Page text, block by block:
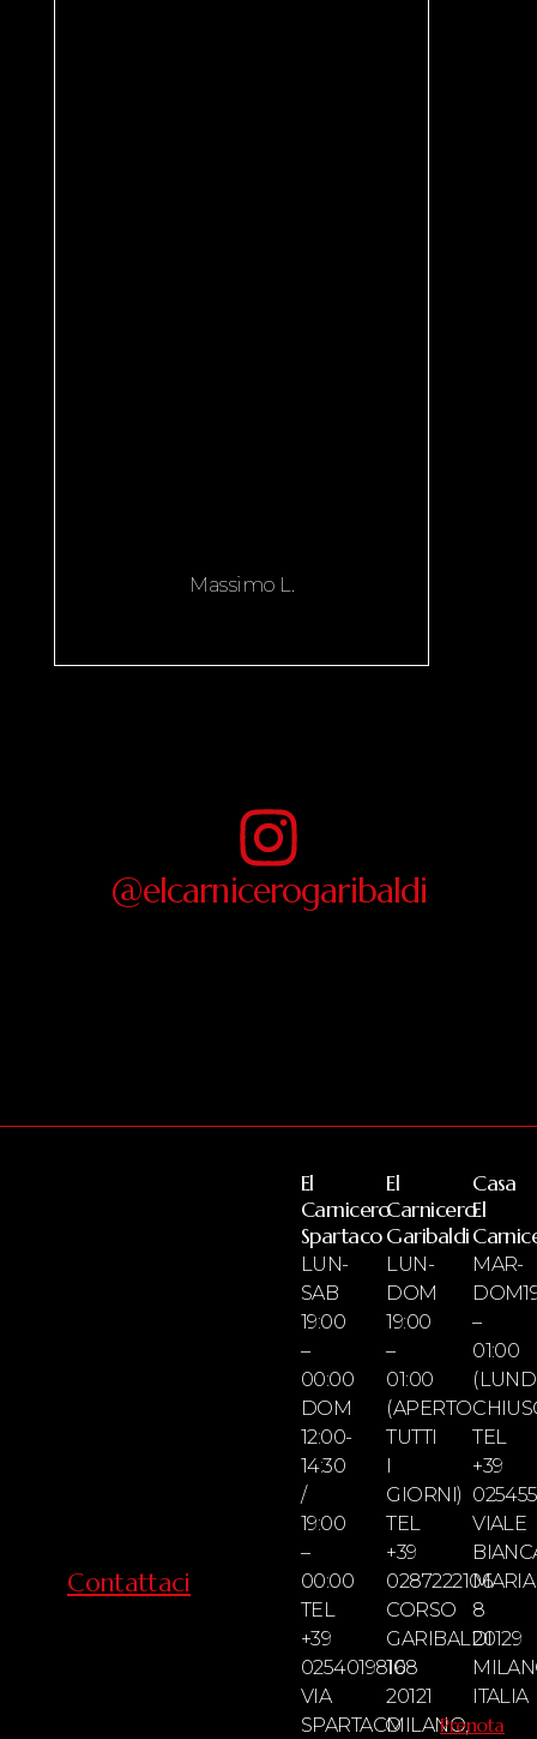
Massimo L.
@elcarnicerogaribaldi
Contattaci
El
Carnicero
Spartaco
LUN-
SAB
19:00
–
00:00
DOM
12:00-
14:30
/
19:00
–
00:00
TEL
+39
0254019816
VIA
SPARTACO
El
Carnicero
Garibaldi
LUN-
DOM
19:00
–
01:00
(APERTO
TUTTI
I
GIORNI)
TEL
+39
0287222106
CORSO
GARIBALDI
108
20121
MILANO,
Casa
El
MAR-
–
01:00
TEL
+39
VIALE
MARIA
8
20129
ITALIA
Prenota